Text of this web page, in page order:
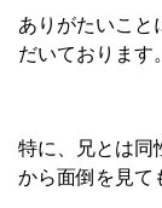
ありがたいこと
だいております。
特に、兄とは同
から面倒を見て